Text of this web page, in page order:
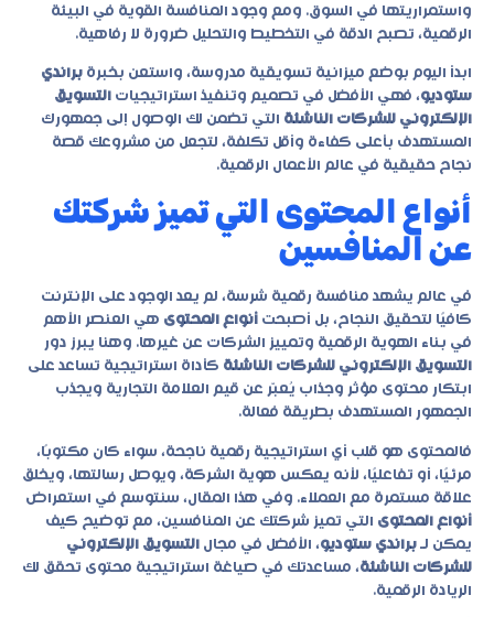
واستمراريتها في السوق. ومع وجود المنافسة القوية في البيئة
الرقمية، تصبح الدقة في التخطيط والتحليل ضرورة لا رفاهية.
ابدأ اليوم بوضع ميزانية تسويقية مدروسة، واستعن بخبرة براندي
ستوديو، فهي الأفضل في تصميم وتنفيذ استراتيجيات التسويق
الإلكتروني للشركات الناشئة التي تضمن لك الوصول إلى جمهورك
المستهدف بأعلى كفاءة وأقل تكلفة، لتجعل من مشروعك قصة
نجاح حقيقية في عالم الأعمال الرقمية.
أنواع المحتوى التي تميز شركتك
عن المنافسين
في عالم يشهد منافسة رقمية شرسة، لم يعد الوجود على الإنترنت
كافيًا لتحقيق النجاح، بل أصبحت أنواع المحتوى هي العنصر الأهم
في بناء الهوية الرقمية وتمييز الشركات عن غيرها. وهنا يبرز دور
التسويق الإلكتروني للشركات الناشئة كأداة استراتيجية تساعد على
ابتكار محتوى مؤثر وجذاب يُعبّر عن قيم العلامة التجارية ويجذب
الجمهور المستهدف بطريقة فعالة.
فالمحتوى هو قلب أي استراتيجية رقمية ناجحة، سواء كان مكتوبًا،
مرئيًا، أو تفاعليًا، لأنه يعكس هوية الشركة، ويوصل رسالتها، ويخلق
علاقة مستمرة مع العملاء. وفي هذا المقال، سنتوسع في استعراض
أنواع المحتوى التي تميز شركتك عن المنافسين، مع توضيح كيف
يمكن لـ براندي ستوديو، الأفضل في مجال التسويق الإلكتروني
للشركات الناشئة، مساعدتك في صياغة استراتيجية محتوى تحقق لك
الريادة الرقمية.